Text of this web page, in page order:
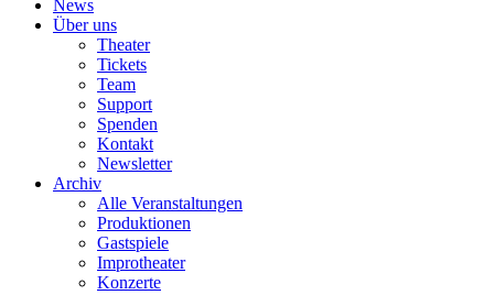
News
Über uns
Theater
Tickets
Team
Support
Spenden
Kontakt
Newsletter
Archiv
Alle Veranstaltungen
Produktionen
Gastspiele
Improtheater
Konzerte